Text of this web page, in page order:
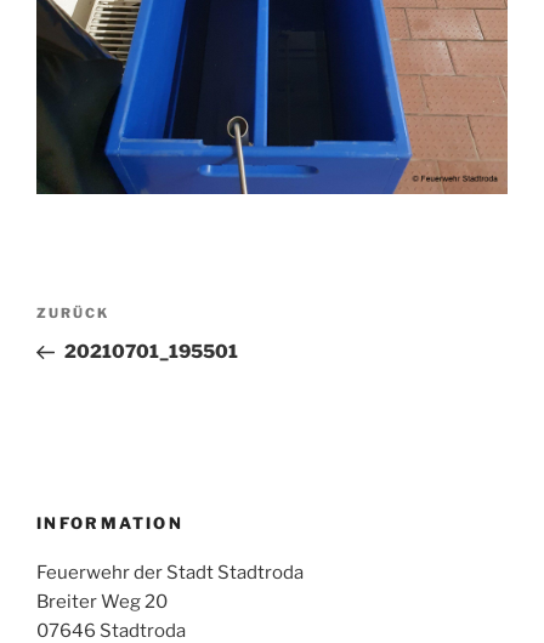
Beitragsnavigation
Vorheriger
Beitrag
ZURÜCK
20210701_195501
INFORMATION
Feuerwehr der Stadt Stadtroda
Breiter Weg 20
07646 Stadtroda